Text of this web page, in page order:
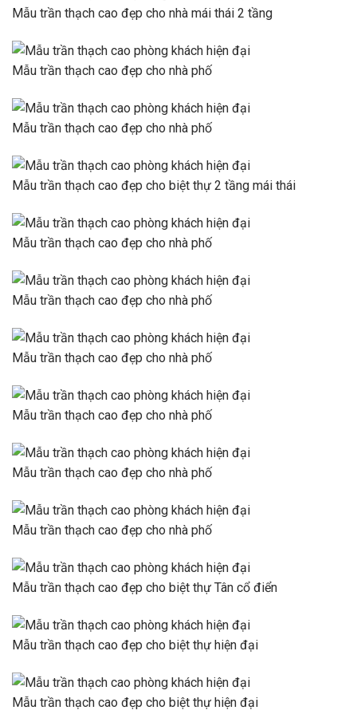
Mẫu trần thạch cao đẹp cho nhà mái thái 2 tầng
Mẫu trần thạch cao đẹp cho nhà phố
Mẫu trần thạch cao đẹp cho nhà phố
Mẫu trần thạch cao đẹp cho biệt thự 2 tầng mái thái
Mẫu trần thạch cao đẹp cho nhà phố
Mẫu trần thạch cao đẹp cho nhà phố
Mẫu trần thạch cao đẹp cho nhà phố
Mẫu trần thạch cao đẹp cho nhà phố
Mẫu trần thạch cao đẹp cho nhà phố
Mẫu trần thạch cao đẹp cho nhà phố
Mẫu trần thạch cao đẹp cho biệt thự Tân cổ điển
Mẫu trần thạch cao đẹp cho biệt thự hiện đại
Mẫu trần thạch cao đẹp cho biệt thự hiện đại